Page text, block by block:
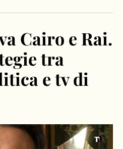
Cairo e Rai.
tra
e tv di